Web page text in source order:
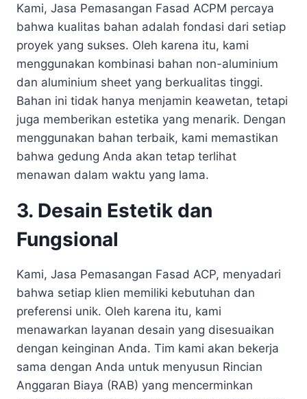
Kami, Jasa Pemasangan Fasad ACPM percaya
bahwa kualitas bahan adalah fondasi dari setiap
proyek yang sukses. Oleh karena itu, kami
menggunakan kombinasi bahan non-aluminium
dan aluminium sheet yang berkualitas tinggi.
Bahan ini tidak hanya menjamin keawetan, tetapi
juga memberikan estetika yang menarik. Dengan
menggunakan bahan terbaik, kami memastikan
bahwa gedung Anda akan tetap terlihat
menawan dalam waktu yang lama.
3. Desain Estetik dan
Fungsional
Kami, Jasa Pemasangan Fasad ACP, menyadari
bahwa setiap klien memiliki kebutuhan dan
preferensi unik. Oleh karena itu, kami
menawarkan layanan desain yang disesuaikan
dengan keinginan Anda. Tim kami akan bekerja
sama dengan Anda untuk menyusun Rincian
Anggaran Biaya (RAB) yang mencerminkan